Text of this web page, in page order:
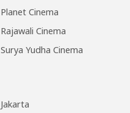
Planet Cinema
Rajawali Cinema
Surya Yudha Cinema
Jakarta